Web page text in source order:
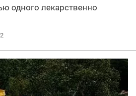
одного лекарственно